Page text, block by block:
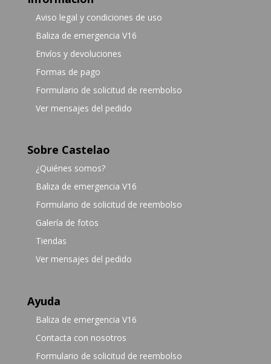
Aviso legal y condiciones de uso
Baliza de emergencia V16
Envíos y devoluciones
Formas de pago
Formulario de solicitud de reembolso
Ver mensajes del pedido
Sobre Castelao
¿Quiénes somos?
Baliza de emergencia V16
Formulario de solicitud de reembolso
Galería de fotos
Tiendas
Ver mensajes del pedido
Ayuda
Baliza de emergencia V16
Contacta con nosotros
Formulario de solicitud de reembolso